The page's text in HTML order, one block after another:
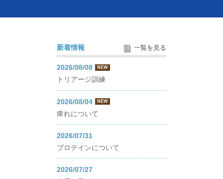
新着情報 一覧を見る
2026/08/08 NEW
トリアージ訓練
2026/08/04 NEW
痺れについて
2026/07/31
プロテインについて
2026/07/27